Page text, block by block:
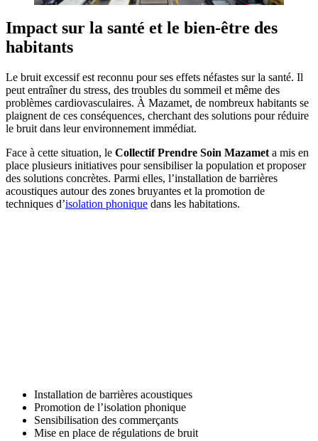
Impact sur la santé et le bien-être des
habitants
Le bruit excessif est reconnu pour ses effets néfastes sur la santé. Il
peut entraîner du stress, des troubles du sommeil et même des
problèmes cardiovasculaires. À Mazamet, de nombreux habitants se
plaignent de ces conséquences, cherchant des solutions pour réduire
le bruit dans leur environnement immédiat.
Face à cette situation, le Collectif Prendre Soin Mazamet a mis en
place plusieurs initiatives pour sensibiliser la population et proposer
des solutions concrètes. Parmi elles, l’installation de barrières
acoustiques autour des zones bruyantes et la promotion de
techniques d’isolation phonique dans les habitations.
Installation de barrières acoustiques
Promotion de l’isolation phonique
Sensibilisation des commerçants
Mise en place de régulations de bruit